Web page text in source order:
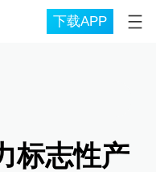
下载APP
标志性产